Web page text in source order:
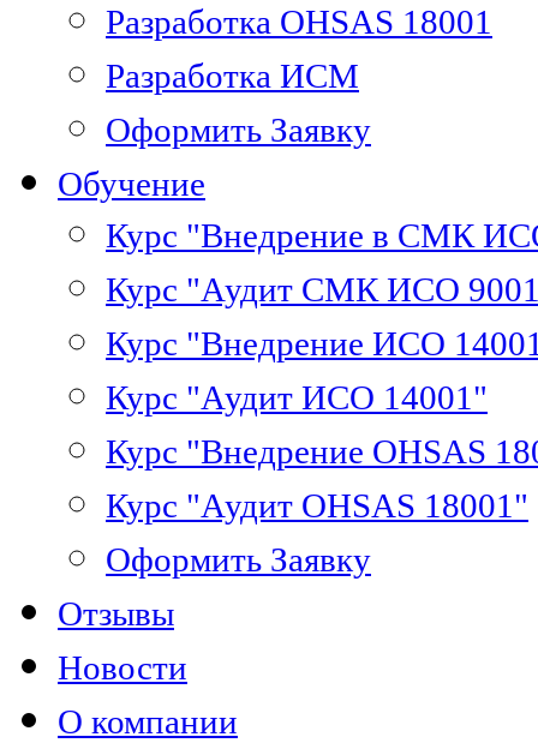
Разработка OHSAS 18001
Разработка ИСМ
Оформить Заявку
Обучение
Курс "Внедрение в СМК
Курс "Аудит СМК ИСО
Курс "Внедрение ИСО
Курс "Аудит ИСО 14001"
Курс "Внедрение OHSAS
Курс "Аудит OHSAS 18001"
Оформить Заявку
Отзывы
Новости
О компании